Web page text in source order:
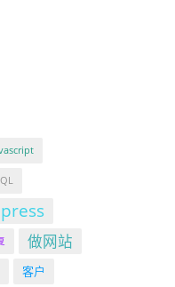
做网站
客户